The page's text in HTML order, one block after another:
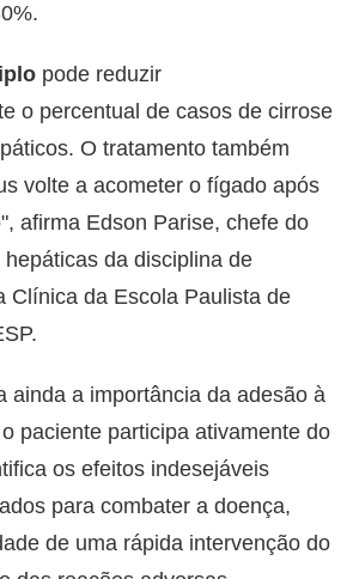
pode reduzir
o percentual de casos de cirrose
O tratamento também
volte a acometer o fígado após
afirma Edson Parise, chefe do
da disciplina de
Clínica da Escola Paulista de
ainda a importância da adesão à
paciente participa ativamente do
os efeitos indesejáveis
para combater a doença,
de uma rápida intervenção do